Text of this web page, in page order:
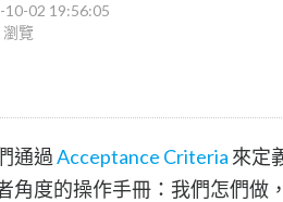
10-02 19:56:05
覽
通過Acceptance Criteria 來定
角度的操作手冊：我們怎們做